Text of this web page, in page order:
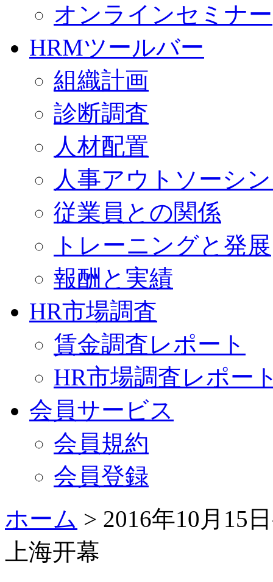
オンラインセミナー
HRMツールバー
組織計画
診断調査
人材配置
人事アウトソーシ
従業員との関係
トレーニングと発展
報酬と実績
HR市場調査
賃金調査レポート
HR市場調査レポー
会員サービス
会員規約
会員登録
ホーム > 2016年10月15
上海开幕